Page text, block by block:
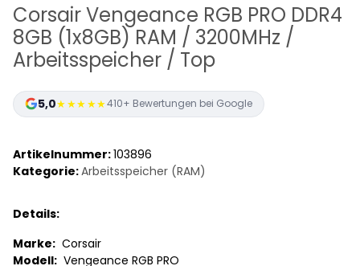
Corsair Vengeance RGB PRO DDR4
8GB (1x8GB) RAM / 3200MHz /
Arbeitsspeicher / Top
5,0★★★★★410+ Bewertungen bei Google
Artikelnummer:103896
Kategorie:Arbeitsspeicher (RAM)
Details:
Marke: Corsair
Modell: Vengeance RGB PRO